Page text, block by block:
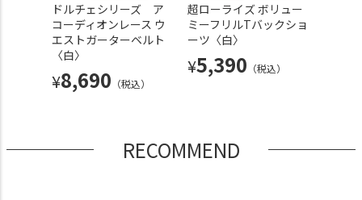
ドルチェシリーズ ア
コーディオンレース ウ
エストガーターベルト
〈白〉
¥8,690 （税込）
超ローライズ ボリュー
ミーフリルTバックショ
ーツ〈白〉
¥5,390 （税込）
RECOMMEND